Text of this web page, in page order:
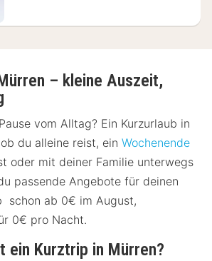
– kleine Auszeit,
vom Alltag? Ein Kurzurlaub in
du alleine reist, ein Wochenende
oder mit deiner Familie unterwegs
passende Angebote für deinen
schon ab 0€ im August,
0€ pro Nacht.
ein Kurztrip in Mürren?